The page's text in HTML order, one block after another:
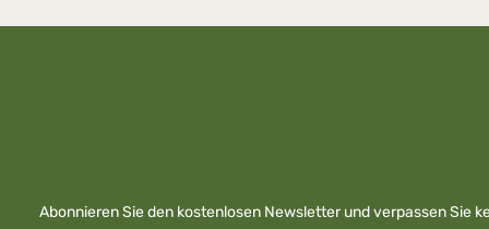
Abonnieren Sie den kostenlosen Newsletter und verpassen Sie